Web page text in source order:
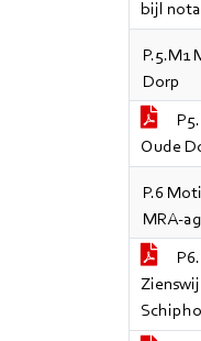
bijl
P.5.M1
Dorp
Oude
P.6
MRA-